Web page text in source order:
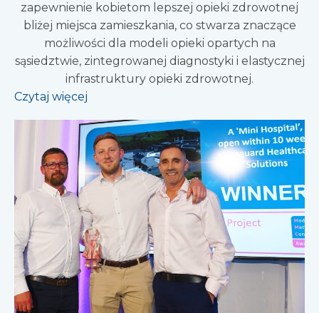
zapewnienie kobietom lepszej opieki zdrowotnej
bliżej miejsca zamieszkania, co stwarza znaczące
możliwości dla modeli opieki opartych na
sąsiedztwie, zintegrowanej diagnostyki i elastycznej
infrastruktury opieki zdrowotnej.
Czytaj więcej